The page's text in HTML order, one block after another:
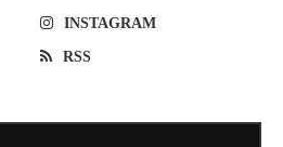
INSTAGRAM
RSS